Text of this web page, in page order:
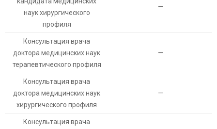
наук хирургического
профиля
—
Консультация врача
доктора медицинских наук
терапевтического профиля
—
Консультация врача
доктора медицинских наук
хирургического профиля
—
Консультация врача